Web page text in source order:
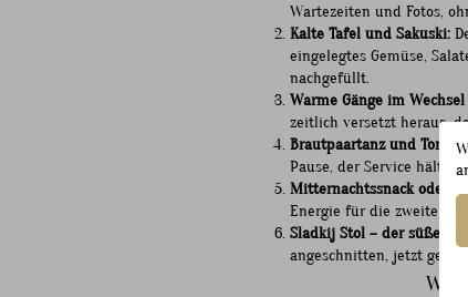
Wartezeiten und Fotos,
Kalte Tafel und Sakuski:
eingelegtes Gemüse,
nachgefüllt.
Warme Gänge im
zeitlich versetzt heraus,
Brautpaartanz und Torte:
Pause, der Service hält
Mitternachtssnack oder
Energie für die zweite
Sladkij Stol – der süße
angeschnitten, jetzt geht